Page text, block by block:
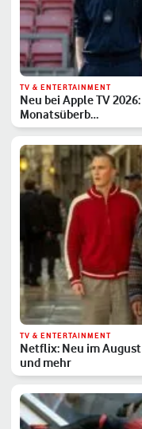
TV & ENTERTAINMENT
Neu bei Apple TV
Monatsüberb…
TV & ENTERTAINMENT
Netflix: Neu im
und mehr